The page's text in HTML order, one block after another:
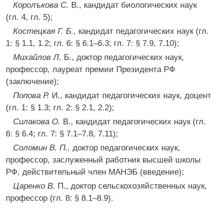
Королъкова С. В., кандидат биологических наук
(гл. 4, гл. 5);
Костецкая Г. Б., кандидат педагогических наук (гл.
1: § 1.1, 1.2; гл. 6: § 6.1–6.3; гл. 7: § 7.9, 7.10);
Михайлов Л. Б., доктор педагогических наук,
профессор, лауреат премии Президента РФ
(заключение);
Попова Р. И., кандидат педагогических наук, доцент
(гл. 1: § 1.3; гл. 2: § 2.1, 2.2);
Силакова О. В., кандидат педагогических наук (гл.
6: § 6.4; гл. 7: § 7.1–7.8, 7.11);
Соломин В. П., доктор педагогических наук,
профессор, заслуженный работник высшей школы
РФ, действительный член МАНЭБ (введение);
Царенко В. П., доктор сельскохозяйственных наук,
профессор (гл. 8: § 8.1–8.9).